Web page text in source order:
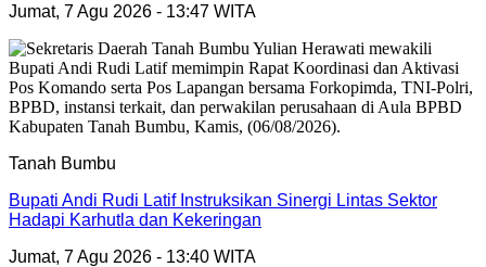
Jumat, 7 Agu 2026 - 13:47 WITA
Tanah Bumbu
Bupati Andi Rudi Latif Instruksikan Sinergi Lintas Sektor
Hadapi Karhutla dan Kekeringan
Jumat, 7 Agu 2026 - 13:40 WITA